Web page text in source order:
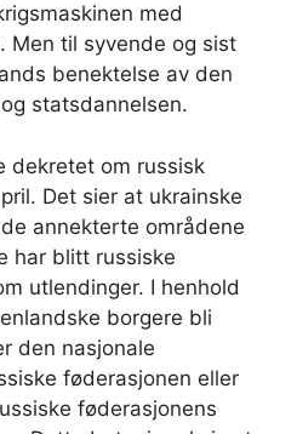
med
Men til syvende og sist
benektelse av den
statsdannelsen.
dekretet om russisk
Det sier at ukrainske
annekterte områdene
har blitt russiske
utlendinger. I henhold
borgere bli
den nasjonale
føderasjonen eller
føderasjonens